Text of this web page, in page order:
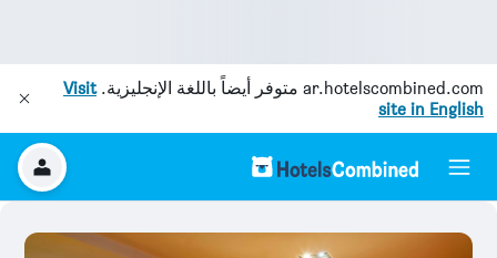
ar.hotelscombined.com متوفر أيضاً باللغة الإنجليزية.Visit
site in English